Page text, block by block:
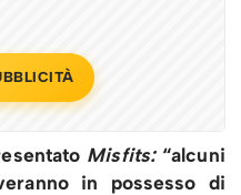
Misfits:“alcuni
in possesso di